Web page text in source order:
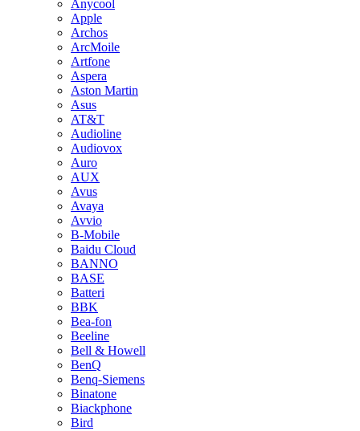
Anycool
Apple
Archos
ArcMoile
Artfone
Aspera
Aston Martin
Asus
AT&T
Audioline
Audiovox
Auro
AUX
Avus
Avaya
Avvio
B-Mobile
Baidu Cloud
BANNO
BASE
Batteri
BBK
Bea-fon
Beeline
Bell & Howell
BenQ
Benq-Siemens
Binatone
Biackphone
Bird